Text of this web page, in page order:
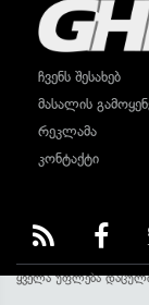
ჩვენს შესახებ
მასალის
რეკლამა
კონტაქტი
ყველა უფლება